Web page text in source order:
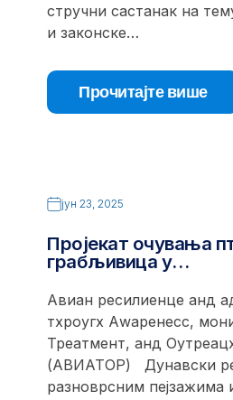
стручни састанак на
и законске…
Прочитајте више
јун 23, 2025
Пројекат очувања
грабљивица у…
Авиан ресилиенце анд
тхроугх Аwаренесс,
Треатмент, анд
(АВИАТОР) Дунавски
разноврсним пејзажима